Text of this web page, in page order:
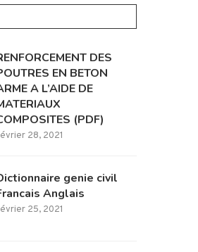
DES
EN BETON
A L’AIDE DE
(PDF)
28, 2021
genie civil
Anglais
25, 2021